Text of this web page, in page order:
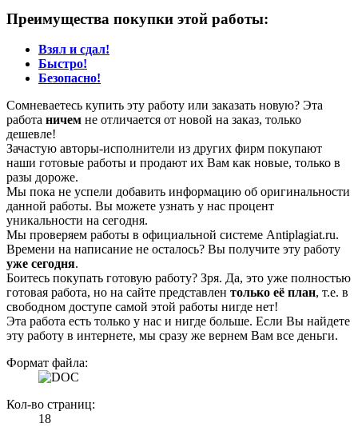
Преимущества покупки этой работы:
Взял и сдал!
Быстро!
Безопасно!
Сомневаетесь купить эту работу или заказать новую? Эта
работа ничем не отличается от новой на заказ, только
дешевле!
Зачастую авторы-исполнители из других фирм покупают
наши готовые работы и продают их Вам как новые, только в
разы дороже.
Мы пока не успели добавить информацию об оригинальности
данной работы. Вы можете узнать у нас процент
уникальности на сегодня.
Мы проверяем работы в официальной системе Аntiplagiat.ru.
Времени на написание не осталось? Вы получите эту работу
уже сегодня.
Боитесь покупать готовую работу? Зря. Да, это уже полностью
готовая работа, но на сайте представлен только её план, т.е. в
свободном доступе самой этой работы нигде нет!
Эта работа есть только у нас и нигде больше. Если Вы найдете
эту работу в интернете, мы сразу же вернем Вам все деньги.
Формат файла:
Кол-во страниц:
18